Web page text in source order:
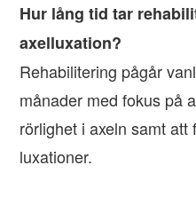
Hur lång tid tar
axelluxation?
Rehabilitering pågår
månader med fokus på
rörlighet i axeln samt att
luxationer.